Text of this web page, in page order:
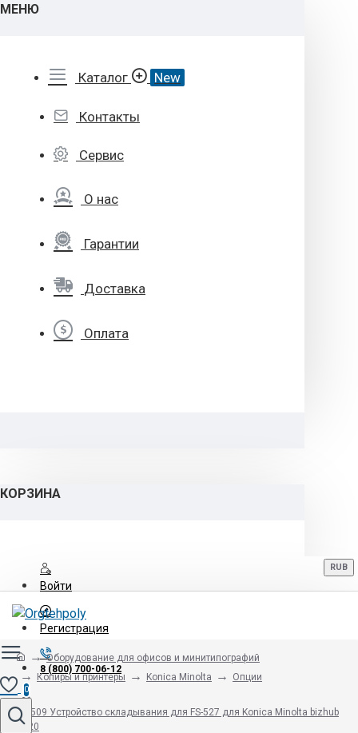
МЕНЮ
Каталог New
Контакты
Сервис
О нас
Гарантии
Доставка
Оплата
КОРЗИНА
Войти
Регистрация
8 (800) 700-06-12
RUB
0
Оборудование для офисов и минитипографий
Копиры и принтеры
Konica Minolta Опции
SD-509 Устройство складывания для FS-527 для Konica Minolta bizhub
C220